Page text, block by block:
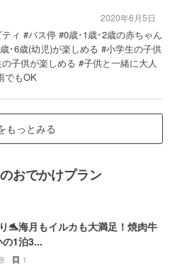
ィ #バス停 #0歳･1歳･2歳の赤ちゃん
･6歳(幼児)が楽しめる #小学生の子供
子供が楽しめる #子供と一緒に大人
でもOK
2020年6月5日
もっとみる
おでかけプラン
🐬海月もイルカも大満足！焼肉牛
1泊3...
1